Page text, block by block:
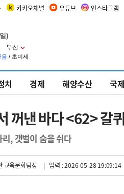
카카오채널 유튜브 인스타그램
치 경제 해양수산 국제
꺼낸 바다 <62> 갈
, 갯벌이 숨을 쉬다
교육문화팀장 | 입력 : 2026-05-28 19:09:14